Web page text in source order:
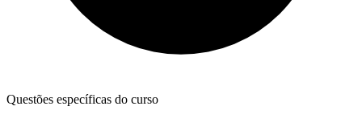
Questões específicas do curso